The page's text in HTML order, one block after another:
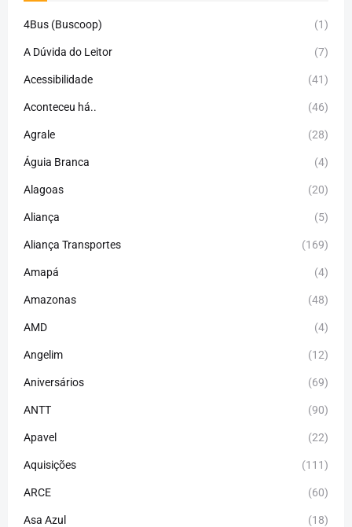
4Bus (Buscoop) (1)
A Dúvida do Leitor (7)
Acessibilidade (41)
Aconteceu há.. (46)
Agrale (28)
Águia Branca (4)
Alagoas (20)
Aliança (5)
Aliança Transportes (169)
Amapá (4)
Amazonas (48)
AMD (4)
Angelim (12)
Aniversários (69)
ANTT (90)
Apavel (22)
Aquisições (111)
ARCE (60)
Asa Azul (18)